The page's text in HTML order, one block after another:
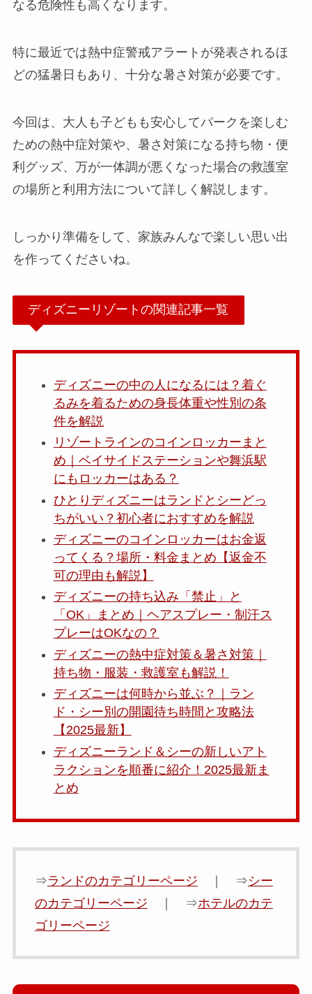
なる危険性も高くなります。
特に最近では熱中症警戒アラートが発表されるほ
どの猛暑日もあり、十分な暑さ対策が必要です。
今回は、大人も子どもも安心してパークを楽しむ
ための熱中症対策や、暑さ対策になる持ち物・便
利グッズ、万が一体調が悪くなった場合の救護室
の場所と利用方法について詳しく解説します。
しっかり準備をして、家族みんなで楽しい思い出
を作ってくださいね。
ディズニーリゾートの関連記事一覧
ディズニーの中の人になるには？着ぐ
るみを着るための身長体重や性別の条
件を解説
リゾートラインのコインロッカーまと
め｜ベイサイドステーションや舞浜駅
にもロッカーはある？
ひとりディズニーはランドとシーどっ
ちがいい？初心者におすすめを解説
ディズニーのコインロッカーはお金返
ってくる？場所・料金まとめ【返金不
可の理由も解説】
ディズニーの持ち込み「禁止」と
「OK」まとめ｜ヘアスプレー・制汗ス
プレーはOKなの？
ディズニーの熱中症対策＆暑さ対策｜
持ち物・服装・救護室も解説！
ディズニーは何時から並ぶ？｜ラン
ド・シー別の開園待ち時間と攻略法
【2025最新】
ディズニーランド＆シーの新しいアト
ラクションを順番に紹介！2025最新ま
とめ
⇒ランドのカテゴリーページ ｜ ⇒シー
のカテゴリーページ ｜ ⇒ホテルのカテ
ゴリーページ